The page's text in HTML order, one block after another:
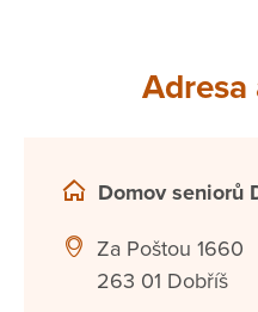
Adresa
Domov seniorů
Za Poštou 1660
263 01 Dobříš